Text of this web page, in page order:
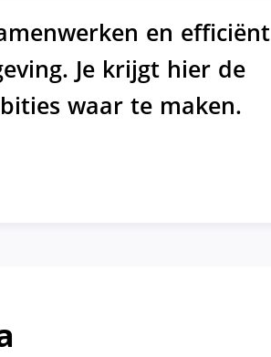
en efficiënt
Je krijgt hier de
waar te maken.